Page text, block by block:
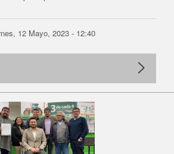
12 Mayo, 2023 - 12:40